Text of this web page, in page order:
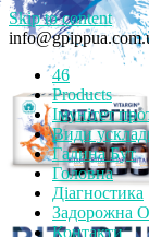
Skip to content
46
Products
Імунітет
Види
Галина Бут
Головна
Діагностика
Задорожна
Контакти